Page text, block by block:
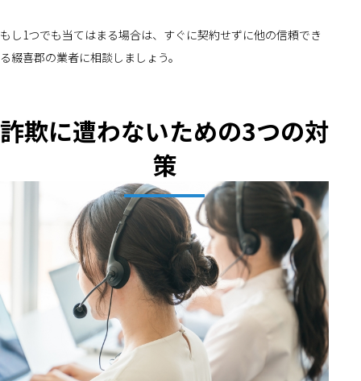
もし1つでも当てはまる場合は、すぐに契約せずに他の信頼でき
る綴喜郡の業者に相談しましょう。
詐欺に遭わないための3つの対
策